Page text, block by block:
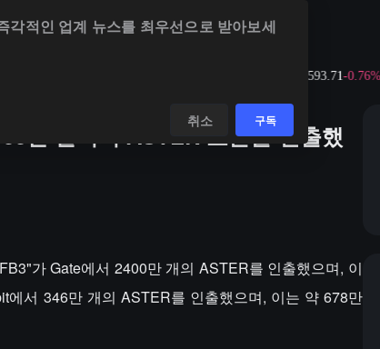
$593.71-0.76%
만 달러의 ASTER 토큰을 인출했
가 Gate에서 2400만 개의 ASTER를 인출했으며, 이
서 346만 개의 ASTER를 인출했으며, 이는 약 678만
각적인 업계 뉴스를 최우선으로 받아보세
취소 구독